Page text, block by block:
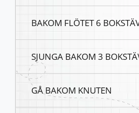
BAKOM FLÖTET 6
SJUNGA BAKOM 3
GÅ BAKOM KNUTEN